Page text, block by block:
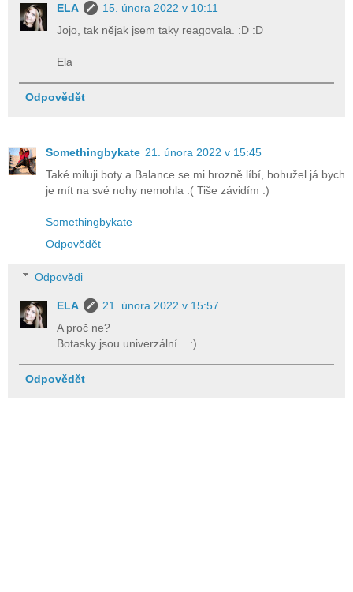
ELA
15. února 2022 v 10:11
Jojo, tak nějak jsem taky reagovala. :D :D
Ela
Odpovědět
Somethingbykate 21. února 2022 v 15:45
Také miluji boty a Balance se mi hrozně líbí, bohužel já bych
je mít na své nohy nemohla :( Tiše závidím :)
Somethingbykate
Odpovědět
Odpovědi
ELA
21. února 2022 v 15:57
A proč ne?
Botasky jsou univerzální... :)
Odpovědět